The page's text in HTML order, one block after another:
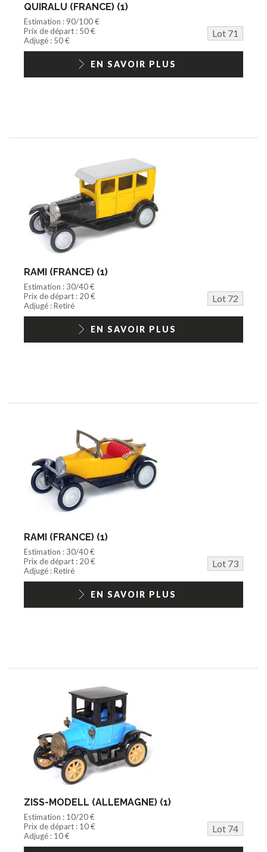
QUIRALU (FRANCE) (1)
Estimation : 90/100 €
Prix de départ : 50 €
Lot 71
Adjugé : 50 €
EN SAVOIR PLUS
RAMI (FRANCE) (1)
Estimation : 30/40 €
Prix de départ : 20 €
Lot 72
Adjugé : Retiré
EN SAVOIR PLUS
RAMI (FRANCE) (1)
Estimation : 30/40 €
Prix de départ : 20 €
Lot 73
Adjugé : Retiré
EN SAVOIR PLUS
ZISS-MODELL (ALLEMAGNE) (1)
Estimation : 10/20 €
Prix de départ : 10 €
Lot 74
Adjugé : 10 €